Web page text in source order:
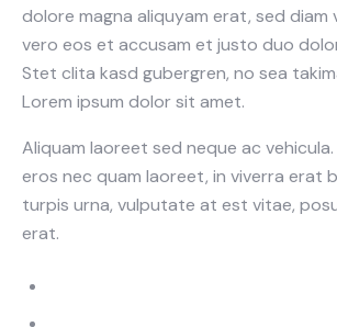
dolore magna aliquyam erat, sed diam
vero eos et accusam et justo duo
Stet clita kasd gubergren, no sea
Lorem ipsum dolor sit amet.
Aliquam laoreet sed neque ac
eros nec quam laoreet, in viverra erat
turpis urna, vulputate at est vitae,
erat.